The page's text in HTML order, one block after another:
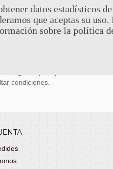
Y DEVOLUCIONES
muy económicos en 24h a través
entrega de lunes a viernes
condiciones.
datos estadísticos
que aceptas su
sobre la política